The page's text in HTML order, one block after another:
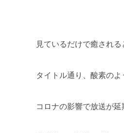
見ているだけで癒され
タイトル通り、酸素の
コロナの影響で放送が